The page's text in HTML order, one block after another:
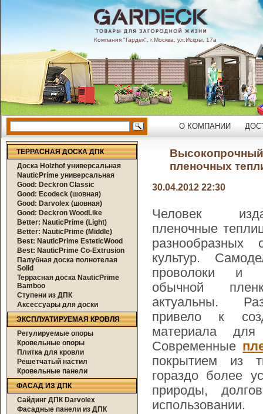
Компания "Гардек", г.Москва, ул.Искры, 17а
О КОМПАНИИ
Высокопрочный
пленочных
30.04.2012 22:30
Человек
пленочные
культур.
проволоки и
обычной
актуальны.
привело к
материала
Современные
покрытием из
гораздо более
природы,
использовании.
ТЕРРАСНАЯ ДОСКА ДПК
Доска Holzhof универсальная
NauticPrime универсальная
Good: Deckron Classic
Good: Ecodeck (шовная)
Good: Darvolex (шовная)
Good: Deckron WoodLike
Better: NauticPrime (Light)
Better: NauticPrime (Middle)
Best: NauticPrime EsteticWood
Best: NauticPrime Co-Extrusion
Палубная доска полнотелая
Solid
Террасная доска NauticPrime
Bamboo
Ступени из ДПК
Аксессуары для доски
ЭКСПЛУАТИРУЕМАЯ КРОВЛЯ
Регулируемые опоры
Кровельные опоры
Плитка для кровли
Решетчатый настил
Кровельные панели
ФАСАД ИЗ ДПК
Сайдинг ДПК Darvolex
Фасадные панели из ДПК